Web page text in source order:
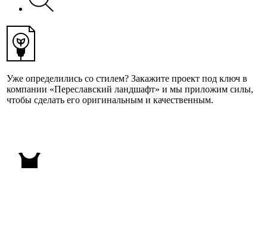
Уже определились со стилем? Закажите проект под ключ в
компании «Переславский ландшафт» и мы приложим силы,
чтобы сделать его оригинальным и качественным.